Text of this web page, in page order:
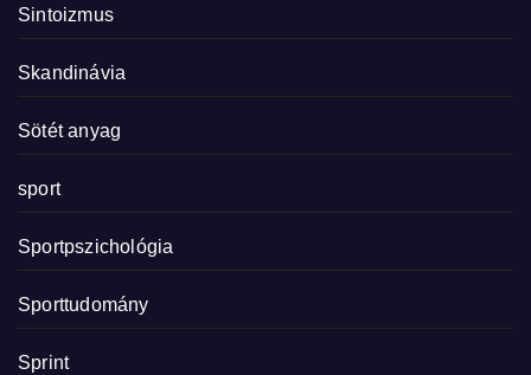
Sintoizmus
Skandinávia
Sötét anyag
sport
Sportpszichológia
Sporttudomány
Sprint